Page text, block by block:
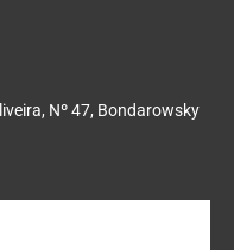
Nº 47, Bondarowsky